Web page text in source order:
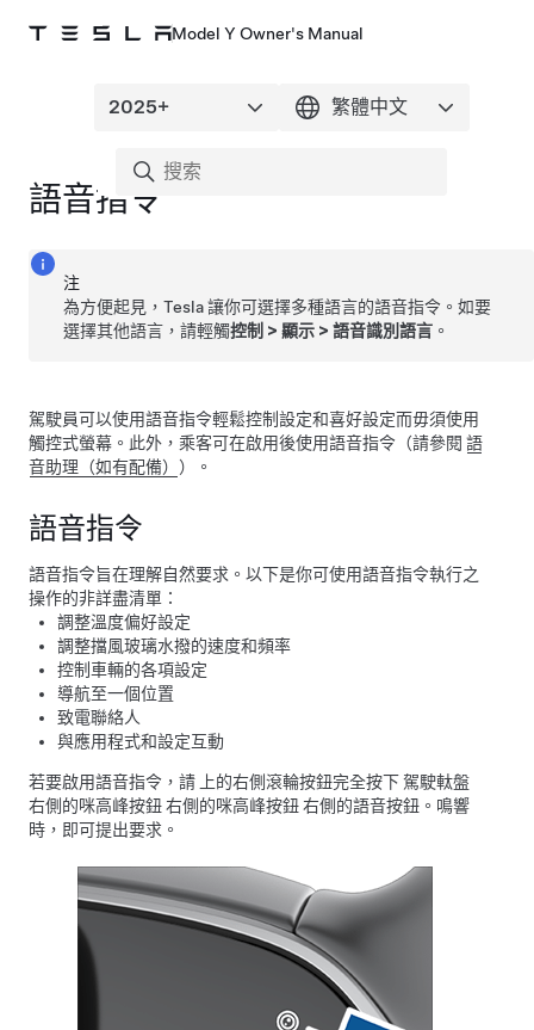
Model Y Owner's Manual
語音指令
注
為方便起見，Tesla 讓你可選擇多種語言的語音指令。如要
選擇其他語言，請輕觸控制 >顯示 >語音識別語言 。
駕駛員可以使用語音指令輕鬆控制設定和喜好設定而毋須使用
觸控式螢幕。 此外，乘客可在啟用後使用語音指令（請參閱 語
音助理（如有配備） ）。
語音指令
語音指令旨在理解自然要求。以下是你可使用語音指令執行之
操作的非詳盡清單：
調整溫度偏好設定
調整擋風玻璃水撥的速度和頻率
控制車輛的各項設定
導航至一個位置
致電聯絡人
與應用程式和設定互動
若要啟用語音指令，請 上的右側滾輪按鈕完全按下駕駛軚盤
右側的咪高峰按鈕 右側的咪高峰按鈕 右側的語音按鈕。鳴響
時，即可提出要求。